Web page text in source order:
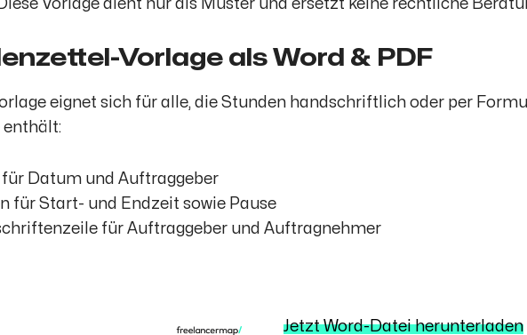
Vorlage dient nur als Muster und ersetzt keine rechtliche
Vorlage als Word & PDF
eignet sich für alle, die Stunden handschriftlich oder per
enthält:
für Datum und Auftraggeber
für Start- und Endzeit sowie Pause
für Auftraggeber und Auftragnehmer
Jetzt Word-Datei herunterladen